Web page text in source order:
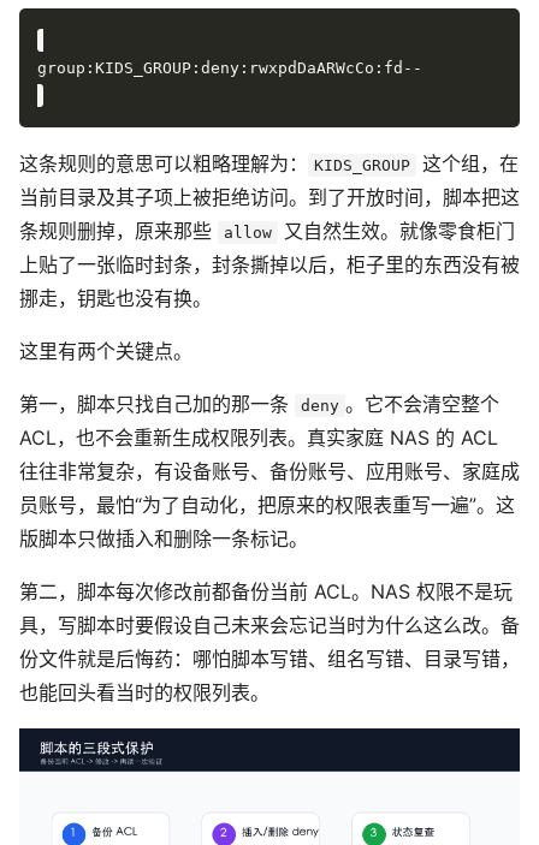
这条规则的意思可以粗略理解为： KIDS_GROUP
这个组，在
当前目录及其子项上被拒绝访问。到了开放时间，脚本把这
条规则删掉，原来那些
allow
又自然生效。就像零食柜门
上贴了一张临时封条，封条撕掉以后，柜子里的东西没有被
挪走，钥匙也没有换。
这里有两个关键点。
第一，脚本只找自己加的那一条 deny 。它不会清空整个
ACL，也不会重新生成权限列表。真实家庭 NAS 的 ACL
往往非常复杂，有设备账号、备份账号、应用账号、家庭成
员账号，最怕“为了自动化，把原来的权限表重写一遍”。这
版脚本只做插入和删除一条标记。
第二，脚本每次修改前都备份当前 ACL。NAS 权限不是玩
具，写脚本时要假设自己未来会忘记当时为什么这么改。备
份文件就是后悔药：哪怕脚本写错、组名写错、目录写错，
也能回头看当时的权限列表。